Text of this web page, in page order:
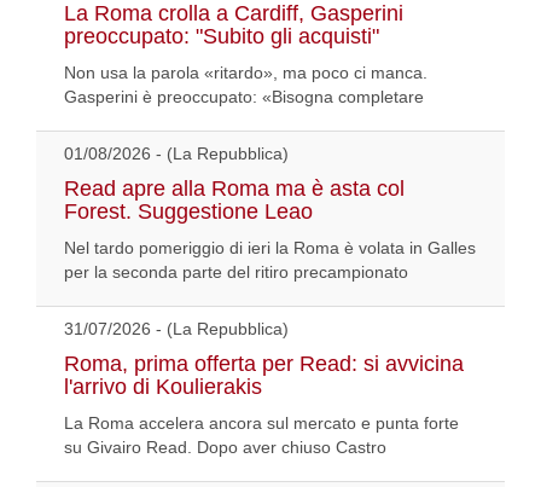
La Roma crolla a Cardiff, Gasperini
preoccupato: "Subito gli acquisti"
Non usa la parola «ritardo», ma poco ci manca.
Gasperini è preoccupato: «Bisogna completare
01/08/2026 - (La Repubblica)
Read apre alla Roma ma è asta col
Forest. Suggestione Leao
Nel tardo pomeriggio di ieri la Roma è volata in Galles
per la seconda parte del ritiro precampionato
31/07/2026 - (La Repubblica)
Roma, prima offerta per Read: si avvicina
l'arrivo di Koulierakis
La Roma accelera ancora sul mercato e punta forte
su Givairo Read. Dopo aver chiuso Castro